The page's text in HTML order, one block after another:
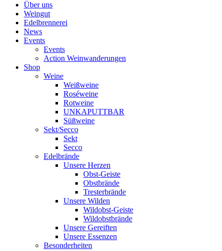
Über uns
Weingut
Edelbrennerei
News
Events
Events
Action Weinwanderungen
Shop
Weine
Weißweine
Roséweine
Rotweine
UNKAPUTTBAR
Süßweine
Sekt/Secco
Sekt
Secco
Edelbrände
Unsere Herzen
Obst-Geiste
Obstbrände
Tresterbrände
Unsere Wilden
Wildobst-Geiste
Wildobstbrände
Unsere Gereiften
Unsere Essenzen
Besonderheiten